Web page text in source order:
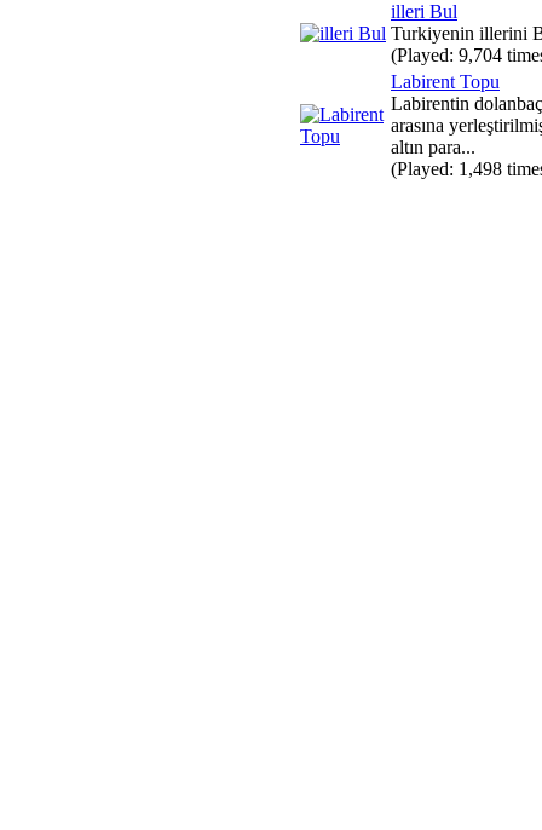
illeri Bul
Turkiyenin illerini
(Played: 9,704
Labirent Topu
Labirentin
arasına
altın para...
(Played: 1,498